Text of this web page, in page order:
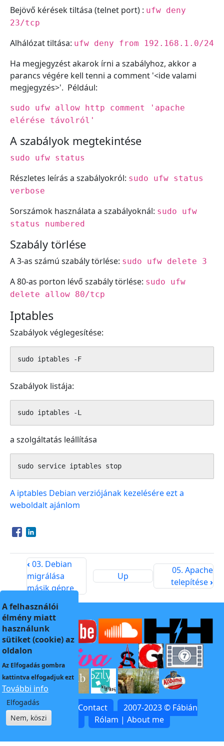
Bejövő kérések tiltása (telnet port) : ufw deny
23/tcp
Alhálózat tiltása: ufw deny from 192.168.1.0/24
Ha megjegyzést akarok írni a szabályhoz, akkor a
parancs végére kell tenni a comment '<ide valami
megjegyzés>'. Például:
sudo ufw allow http comment 'apache
elérése távolról'
A szabályok megtekintése
sudo ufw status
Részletes leírás a szabályokról: sudo ufw status
verbose
Sorszámok használata a szabályoknál: sudo ufw
status numbered
Szabály törlése
A 3-as számú szabály törlése: sudo ufw delete 3
A 80-as porton lévő szabály törlése: sudo ufw
delete allow 80/tcp
Iptables
Szabályok véglegesítése:
sudo iptables -F
Szabályok listája:
sudo iptables -L
a szolgáltatás leállítása
sudo service iptables stop
A iptables Debian verziójának kezelésére ezt a
weboldalt ajánlom
Opens in a new window
Opens in a new window
‹ 03. Debian
migrálása
másik gépre
Up
05. Apache
telepítése›
Kapcsolat | Contact
2007-2023 © Fábián
Rólam | About me
A felhasználói
élmény miatt
használunk
sütiket (cookie) az
oldalon
Az Elfogadásgombra
kattintva elfogadjuk ezt
További info
Elfogadás
Nem, köszi